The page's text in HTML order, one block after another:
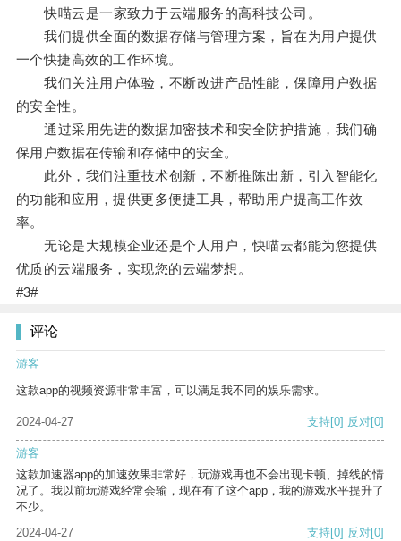
快喵云是一家致力于云端服务的高科技公司。
我们提供全面的数据存储与管理方案，旨在为用户提供
一个快捷高效的工作环境。
我们关注用户体验，不断改进产品性能，保障用户数据
的安全性。
通过采用先进的数据加密技术和安全防护措施，我们确
保用户数据在传输和存储中的安全。
此外，我们注重技术创新，不断推陈出新，引入智能化
的功能和应用，提供更多便捷工具，帮助用户提高工作效
率。
无论是大规模企业还是个人用户，快喵云都能为您提供
优质的云端服务，实现您的云端梦想。
#3#
评论
游客
这款app的视频资源非常丰富，可以满足我不同的娱乐需求。
2024-04-27 支持[0] 反对[0]
游客
这款加速器app的加速效果非常好，玩游戏再也不会出现卡顿、掉线的情
况了。我以前玩游戏经常会输，现在有了这个app，我的游戏水平提升了
不少。
2024-04-27
支持[0] 反对[0]